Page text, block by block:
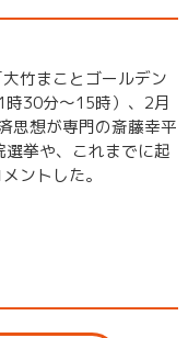
竹まことゴールデン
30分～15時）、2月
思想が専門の斎藤幸平
挙や、これまでに起
ントした。